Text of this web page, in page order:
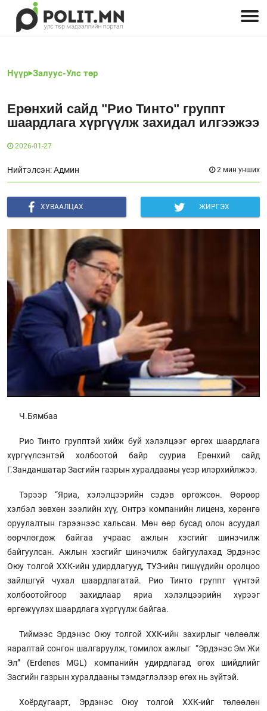
Нүүр Залуус-Улс төр
Ерөнхий сайд "Рио Тинто" группт
шаардлага хүргүүлж захидал илгээжээ
2026-01-27
Нийтэлсэн: Админ 2 мин унших
ХУВААЛЦАХ ЖИРГЭХ
Ч.Бямбаа
Рио Тинто групптэй хийж буй хэлэлцээг өргөх шаардлага
хүргүүлсэнтэй холбоотой байр сууриа Ерөнхий сайд
Г.Занданшатар Засгийн газрын хуралдааны үеэр илэрхийлжээ.
Тэрээр “Яриа, хэлэлцээрийн сэдэв өргөжсөн. Өөрөөр
хэлбэл зөвхөн зээлийн хүү, Онтрэ компанийн лиценз, хөрөнгө
оруулалтын гэрээнээс хальсан. Мөн өөр бусад олон асуудал
өөрчлөгдөж байгаа учраас ажлын хэсгийг шинэчилж
байгуулсан. Ажлын хэсгийг шинэчилж байгуулахад Эрдэнэс
Оюу толгой ХХК-ийн удирдлагууд, ТУЗ-ийн гишүүдийн оролцоо
зайлшгүй чухал шаардлагатай. Рио Тинто группт үүнтэй
холбоотойгоор захидлаар яриа хэлэлцээрийн хүрээг
өргөжүүлэх шаардлага хүргүүлж байгаа.
Тиймээс Эрдэнэс Оюу толгой ХХК-ийн захирлыг чөлөөлж
яаралтай сонгон шалгаруулж, томилох ажлыг “Эрдэнэс Эм Жи
Эл” (Erdenes MGL) компанийн удирдлагад өгөх шийдлийг
Засгийн газрын хуралдааны тэмдэглэлээр өгөх нь зүйтэй.
Хоёрдугаарт, Эрдэнэс Оюу толгой ХХК-ийг төлөөлөн